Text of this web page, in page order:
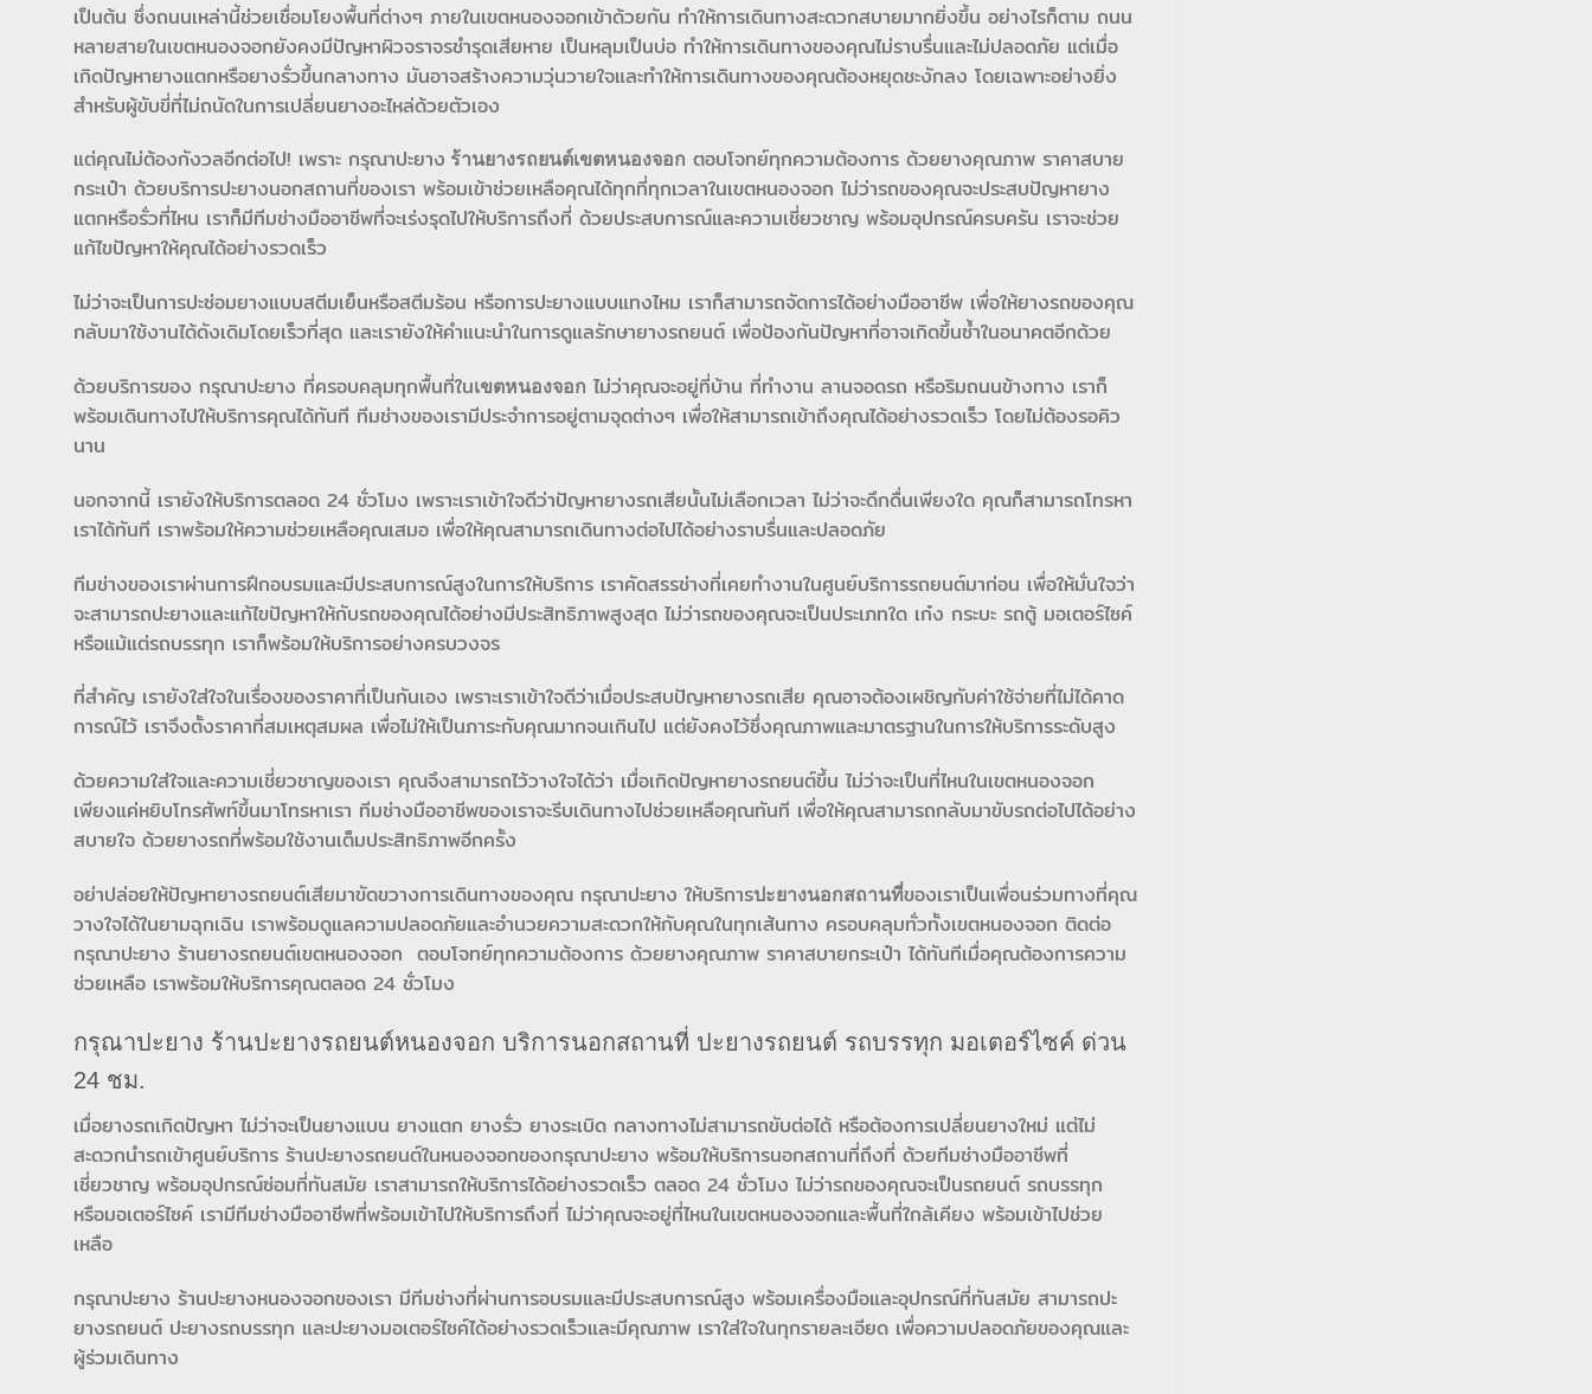
เป็นต้น ซึ่งถนนเหล่านี้ช่วยเชื่อมโยงพื้นที่ต่างๆ ภายในเขตหนองจอกเข้าด้วยกัน ทำให้การเดินทางสะดวกสบายมากยิ่งขึ้น อย่างไรก็ตาม ถนน
หลายสายในเขตหนองจอกยังคงมีปัญหาผิวจราจรชำรุดเสียหาย เป็นหลุมเป็นบ่อ ทำให้การเดินทางของคุณไม่ราบรื่นและไม่ปลอดภัย แต่เมื่อ
เกิดปัญหายางแตกหรือยางรั่วขึ้นกลางทาง มันอาจสร้างความวุ่นวายใจและทำให้การเดินทางของคุณต้องหยุดชะงักลง โดยเฉพาะอย่างยิ่ง
สำหรับผู้ขับขี่ที่ไม่ถนัดในการเปลี่ยนยางอะไหล่ด้วยตัวเอง
แต่คุณไม่ต้องกังวลอีกต่อไป! เพราะ กรุณาปะยาง ร้านยางรถยนต์เขตหนองจอก ตอบโจทย์ทุกความต้องการ ด้วยยางคุณภาพ ราคาสบาย
กระเป๋า ด้วยบริการปะยางนอกสถานที่ของเรา พร้อมเข้าช่วยเหลือคุณได้ทุกที่ทุกเวลาในเขตหนองจอก ไม่ว่ารถของคุณจะประสบปัญหายาง
แตกหรือรั่วที่ไหน เราก็มีทีมช่างมืออาชีพที่จะเร่งรุดไปให้บริการถึงที่ ด้วยประสบการณ์และความเชี่ยวชาญ พร้อมอุปกรณ์ครบครัน เราจะช่วย
แก้ไขปัญหาให้คุณได้อย่างรวดเร็ว
ไม่ว่าจะเป็นการปะซ่อมยางแบบสตีมเย็นหรือสตีมร้อน หรือการปะยางแบบแทงไหม เราก็สามารถจัดการได้อย่างมืออาชีพ เพื่อให้ยางรถของคุณ
กลับมาใช้งานได้ดังเดิมโดยเร็วที่สุด และเรายังให้คำแนะนำในการดูแลรักษายางรถยนต์ เพื่อป้องกันปัญหาที่อาจเกิดขึ้นซ้ำในอนาคตอีกด้วย
ด้วยบริการของ กรุณาปะยาง ที่ครอบคลุมทุกพื้นที่ในเขตหนองจอก ไม่ว่าคุณจะอยู่ที่บ้าน ที่ทำงาน ลานจอดรถ หรือริมถนนข้างทาง เราก็
พร้อมเดินทางไปให้บริการคุณได้ทันที ทีมช่างของเรามีประจำการอยู่ตามจุดต่างๆ เพื่อให้สามารถเข้าถึงคุณได้อย่างรวดเร็ว โดยไม่ต้องรอคิว
นาน
นอกจากนี้ เรายังให้บริการตลอด 24 ชั่วโมง เพราะเราเข้าใจดีว่าปัญหายางรถเสียนั้นไม่เลือกเวลา ไม่ว่าจะดึกดื่นเพียงใด คุณก็สามารถโทรหา
เราได้ทันที เราพร้อมให้ความช่วยเหลือคุณเสมอ เพื่อให้คุณสามารถเดินทางต่อไปได้อย่างราบรื่นและปลอดภัย
ทีมช่างของเราผ่านการฝึกอบรมและมีประสบการณ์สูงในการให้บริการ เราคัดสรรช่างที่เคยทำงานในศูนย์บริการรถยนต์มาก่อน เพื่อให้มั่นใจว่า
จะสามารถปะยางและแก้ไขปัญหาให้กับรถของคุณได้อย่างมีประสิทธิภาพสูงสุด ไม่ว่ารถของคุณจะเป็นประเภทใด เก๋ง กระบะ รถตู้ มอเตอร์ไซค์
หรือแม้แต่รถบรรทุก เราก็พร้อมให้บริการอย่างครบวงจร
ที่สำคัญ เรายังใส่ใจในเรื่องของราคาที่เป็นกันเอง เพราะเราเข้าใจดีว่าเมื่อประสบปัญหายางรถเสีย คุณอาจต้องเผชิญกับค่าใช้จ่ายที่ไม่ได้คาด
การณ์ไว้ เราจึงตั้งราคาที่สมเหตุสมผล เพื่อไม่ให้เป็นภาระกับคุณมากจนเกินไป แต่ยังคงไว้ซึ่งคุณภาพและมาตรฐานในการให้บริการระดับสูง
ด้วยความใส่ใจและความเชี่ยวชาญของเรา คุณจึงสามารถไว้วางใจได้ว่า เมื่อเกิดปัญหายางรถยนต์ขึ้น ไม่ว่าจะเป็นที่ไหนในเขตหนองจอก
เพียงแค่หยิบโทรศัพท์ขึ้นมาโทรหาเรา ทีมช่างมืออาชีพของเราจะรีบเดินทางไปช่วยเหลือคุณทันที เพื่อให้คุณสามารถกลับมาขับรถต่อไปได้อย่าง
สบายใจ ด้วยยางรถที่พร้อมใช้งานเต็มประสิทธิภาพอีกครั้ง
อย่าปล่อยให้ปัญหายางรถยนต์เสียมาขัดขวางการเดินทางของคุณ กรุณาปะยาง ให้บริการปะยางนอกสถานที่ของเราเป็นเพื่อนร่วมทางที่คุณ
วางใจได้ในยามฉุกเฉิน เราพร้อมดูแลความปลอดภัยและอำนวยความสะดวกให้กับคุณในทุกเส้นทาง ครอบคลุมทั่วทั้งเขตหนองจอก ติดต่อ
กรุณาปะยาง ร้านยางรถยนต์เขตหนองจอก ตอบโจทย์ทุกความต้องการ ด้วยยางคุณภาพ ราคาสบายกระเป๋า ได้ทันทีเมื่อคุณต้องการความ
ช่วยเหลือ เราพร้อมให้บริการคุณตลอด 24 ชั่วโมง
กรุณาปะยาง ร้านปะยางรถยนต์หนองจอก บริการนอกสถานที่ ปะยางรถยนต์ รถบรรทุก มอเตอร์ไซค์ ด่วน
24 ชม.
เมื่อยางรถเกิดปัญหา ไม่ว่าจะเป็นยางแบน ยางแตก ยางรั่ว ยางระเบิด กลางทางไม่สามารถขับต่อได้ หรือต้องการเปลี่ยนยางใหม่ แต่ไม่
สะดวกนำรถเข้าศูนย์บริการ ร้านปะยางรถยนต์ในหนองจอกของกรุณาปะยาง พร้อมให้บริการนอกสถานที่ถึงที่ ด้วยทีมช่างมืออาชีพที่
เชี่ยวชาญ พร้อมอุปกรณ์ซ่อมที่ทันสมัย เราสามารถให้บริการได้อย่างรวดเร็ว ตลอด 24 ชั่วโมง ไม่ว่ารถของคุณจะเป็นรถยนต์ รถบรรทุก
หรือมอเตอร์ไซค์ เรามีทีมช่างมืออาชีพที่พร้อมเข้าไปให้บริการถึงที่ ไม่ว่าคุณจะอยู่ที่ไหนในเขตหนองจอกและพื้นที่ใกล้เคียง พร้อมเข้าไปช่วย
เหลือ
กรุณาปะยาง ร้านปะยางหนองจอกของเรา มีทีมช่างที่ผ่านการอบรมและมีประสบการณ์สูง พร้อมเครื่องมือและอุปกรณ์ที่ทันสมัย สามารถปะ
ยางรถยนต์ ปะยางรถบรรทุก และปะยางมอเตอร์ไซค์ได้อย่างรวดเร็วและมีคุณภาพ เราใส่ใจในทุกรายละเอียด เพื่อความปลอดภัยของคุณและ
ผู้ร่วมเดินทาง